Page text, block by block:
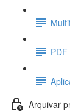
Arquivar